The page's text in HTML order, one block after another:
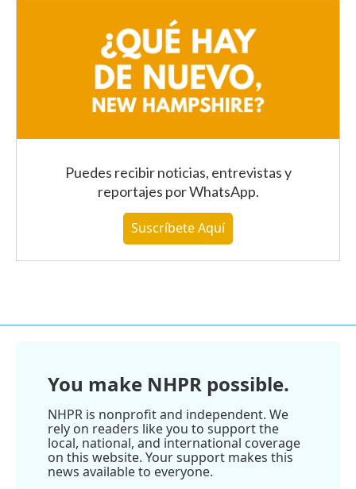
Puedes recibir noticias, entrevistas y
reportajes por WhatsApp.
Suscríbete Aquí
You make NHPR possible.
NHPR is nonprofit and independent. We
rely on readers like you to support the
local, national, and international coverage
on this website. Your support makes this
news available to everyone.